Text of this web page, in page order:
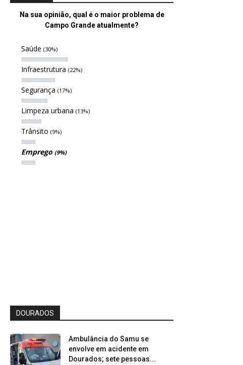
Na sua opinião, qual é o maior problema de
Campo Grande atualmente?
Saúde (30%)
Infraestrutura (22%)
Segurança (17%)
Limpeza urbana (13%)
Trânsito (9%)
Emprego (9%)
DOURADOS
Ambulância do Samu se
envolve em acidente em
Dourados; sete pessoas...